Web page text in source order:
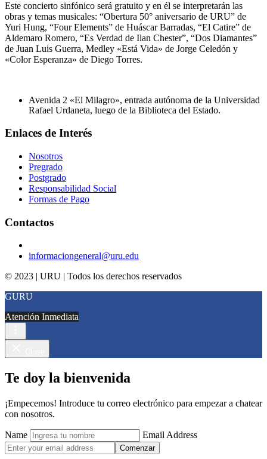
Este concierto sinfónico será gratuito y en él se interpretarán las
obras y temas musicales: “Obertura 50° aniversario de URU” de
Yuri Hung, “Four Elements” de Huáscar Barradas, “El Catire” de
Aldemaro Romero, “Es Verdad de Ilan Chester”, “Dos Diamantes”
de Juan Luis Guerra, Medley «Está Vida» de Jorge Celedón y
«Color Esperanza» de Diego Torres.
Avenida 2 «El Milagro», entrada autónoma de la Universidad
Rafael Urdaneta, luego de la Biblioteca del Estado.
Enlaces de Interés
Nosotros
Pregrado
Postgrado
Responsabilidad Social
Formas de Pago
Contactos
informaciongeneral@uru.edu
© 2023 | URU | Todos los derechos reservados
GURU
Atención Inmediata
Te doy la bienvenida
¡Empecemos! Introduce tu correo electrónico para empezar a chatear
con nosotros.
Name Email Address
Comenzar